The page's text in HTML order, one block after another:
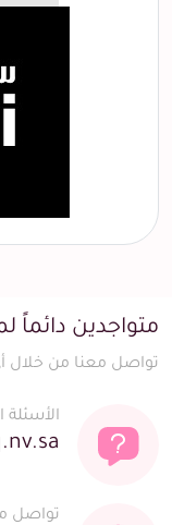
متواجدين دائماً
تواصل معنا من خلال
الأسئلة
تواصل